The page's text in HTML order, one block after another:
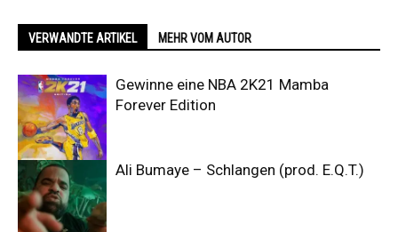
VERWANDTE ARTIKEL MEHR VOM AUTOR
Gewinne eine NBA 2K21 Mamba
Forever Edition
Ali Bumaye – Schlangen (prod. E.Q.T.)